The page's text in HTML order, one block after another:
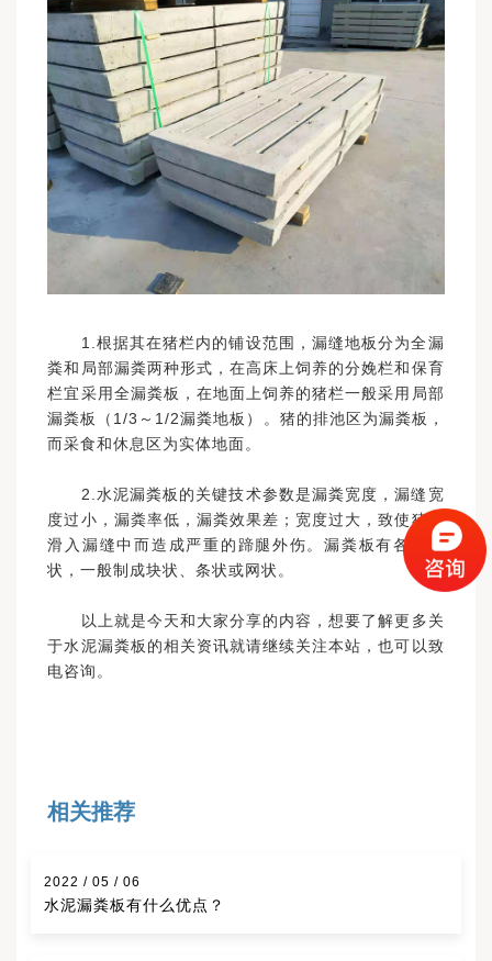
1.根据其在猪栏内的铺设范围，漏缝地板分为全漏
粪和局部漏粪两种形式，在高床上饲养的分娩栏和保育
栏宜采用全漏粪板，在地面上饲养的猪栏一般采用局部
漏粪板（1/3～1/2漏粪地板）。猪的排池区为漏粪板，
而采食和休息区为实体地面。
2.水泥漏粪板的关键技术参数是漏粪宽度，漏缝宽
度过小，漏粪率低，漏粪效果差；宽度过大，致使猪蹄
滑入漏缝中而造成严重的蹄腿外伤。漏粪板有各种形
状，一般制成块状、条状或网状。
以上就是今天和大家分享的内容，想要了解更多关
于水泥漏粪板的相关资讯就请继续关注本站，也可以致
电咨询。
相关推荐
2022 / 05 / 06
水泥漏粪板有什么优点？